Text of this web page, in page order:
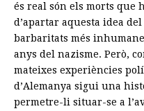
és real són els morts que
d’apartar aquesta idea
barbaritats més
anys del nazisme. Però,
mateixes experiències
d’Alemanya sigui una
permetre-li situar-se a